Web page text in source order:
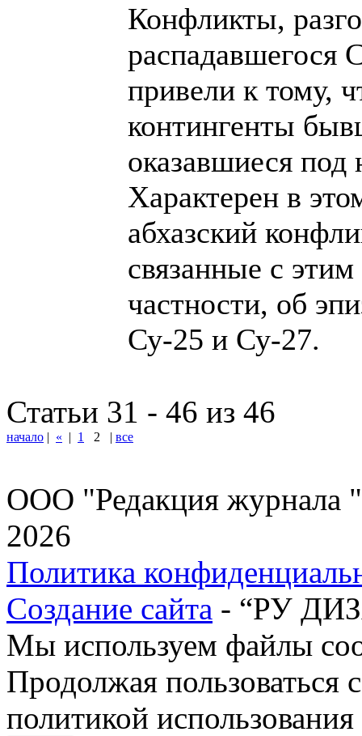
Конфликты,
распадавшегося
привели к тому,
контингенты
оказавшиеся
Характерен в
абхазский
связанные с
частности, об
Су-25 и Су-27.
Статьи 31 - 46 из 46
начало | « | 1 2 | все
ООО "Редакция журнала
2026
Политика
Создание сайта - “РУ
Мы используем файлы
Продолжая пользоваться
политикой